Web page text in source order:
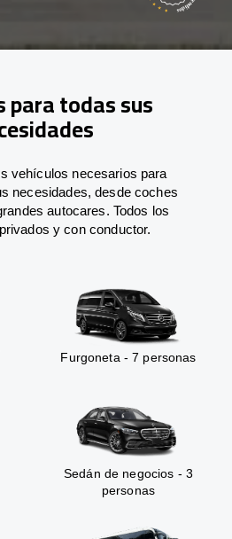
para todas sus
vehículos necesarios para
necesidades, desde coches
autocares. Todos los
y con conductor.
Furgoneta - 7 personas
Sedán de negocios - 3
personas